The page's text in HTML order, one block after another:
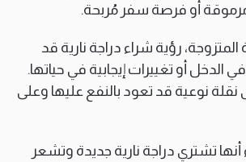
أو فرصة سفر مُربحة.
المتزوجة، رؤية شراء دراجة نارية قد
الدخل أو تغييرات إيجابية في حياتها.
نقلة نوعية قد تعود بالنفع عليها وعلى
أنها تشتري دراجة نارية جديدة وتشعر